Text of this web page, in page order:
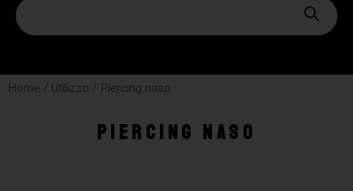
Home / Utilizzo / Piercing naso
Piercing naso